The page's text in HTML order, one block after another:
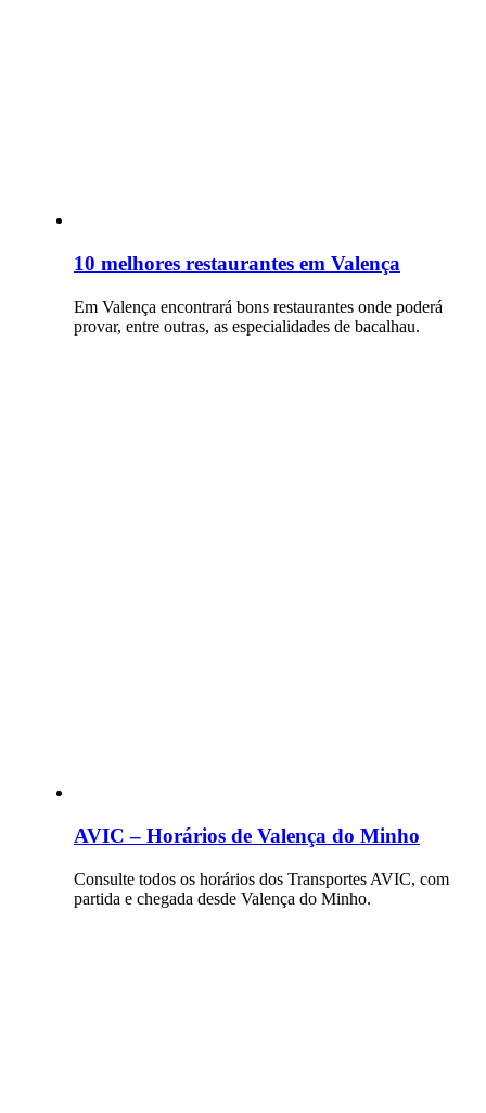
10 melhores restaurantes em Valença
Em Valença encontrará bons restaurantes onde poderá
provar, entre outras, as especialidades de bacalhau.
AVIC – Horários de Valença do Minho
Consulte todos os horários dos Transportes AVIC, com
partida e chegada desde Valença do Minho.